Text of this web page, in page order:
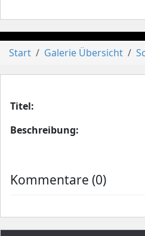
Start Galerie Übersicht
Titel:
Beschreibung:
Kommentare (0)